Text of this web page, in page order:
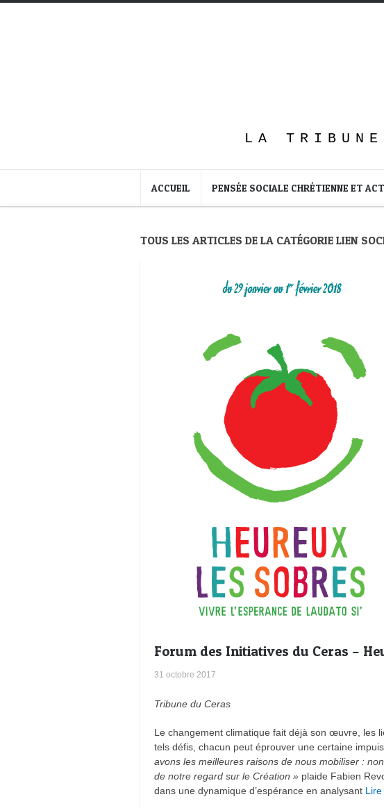
LA
ACCUEIL PENSÉE SOCIALE CHRÉTIENNE ET
TOUS LES ARTICLES DE LA CATÉGORIE LIEN
Forum des Initiatives du Ceras –
31 octobre 2017
Tribune du Ceras
Le changement climatique fait déjà son œuvre, les
tels défis, chacun peut éprouver une certaine
avons les meilleures raisons de nous mobiliser :
de notre regard sur le Création » plaide Fabien
dans une dynamique d’espérance en analysant Lire